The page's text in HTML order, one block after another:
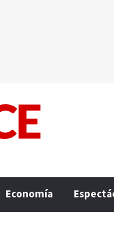
Economía